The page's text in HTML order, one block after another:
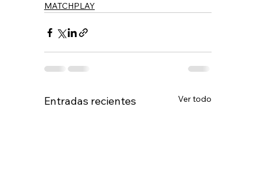
MATCHPLAY
Entradas recientes Ver todo